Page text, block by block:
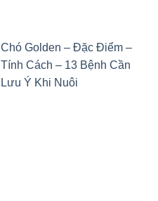
Chó Golden – Đặc Điểm –
Tính Cách – 13 Bệnh Cần
Lưu Ý Khi Nuôi